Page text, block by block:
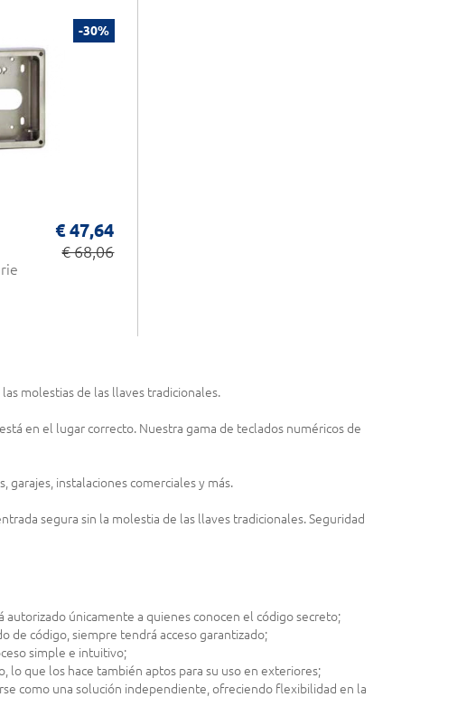
-30%
€ 47,64
€ 68,06
las molestias de las llaves tradicionales.
en el lugar correcto. Nuestra gama de teclados numéricos de
garajes, instalaciones comerciales y más.
segura sin la molestia de las llaves tradicionales. Seguridad
autorizado únicamente a quienes conocen el código secreto;
de código, siempre tendrá acceso garantizado;
simple e intuitivo;
lo que los hace también aptos para su uso en exteriores;
como una solución independiente, ofreciendo flexibilidad en la